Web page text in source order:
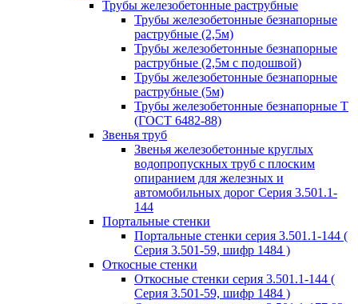
Трубы железобетонные раструбные
Трубы железобетонные безнапорные
раструбные (2,5м)
Трубы железобетонные безнапорные
раструбные (2,5м с подошвой)
Трубы железобетонные безнапорные
раструбные (5м)
Трубы железобетонные безнапорные Т
(ГОСТ 6482-88)
Звенья труб
Звенья железобетонные круглых
водопропускных труб с плоским
опиранием для железных и
автомобильных дорог Серия 3.501.1-
144
Портальные стенки
Портальные стенки серия 3.501.1-144 (
Серия 3.501-59, шифр 1484 )
Откосные стенки
Откосные стенки серия 3.501.1-144 (
Серия 3.501-59, шифр 1484 )